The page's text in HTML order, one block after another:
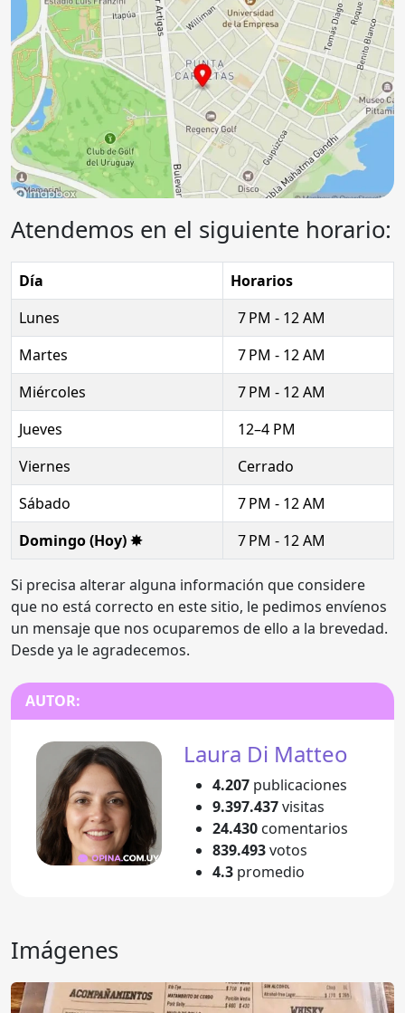
Atendemos en el siguiente horario:
Día
Horarios
Lunes
7 PM - 12 AM
Martes
7 PM - 12 AM
Miércoles
7 PM - 12 AM
Jueves
12–4 PM
Viernes
Cerrado
Sábado
7 PM - 12 AM
Domingo (Hoy) ✸
7 PM - 12 AM
Si precisa alterar alguna información que considere
que no está correcto en este sitio, le pedimos envíenos
un mensaje que nos ocuparemos de ello a la brevedad.
Desde ya le agradecemos.
AUTOR:
Laura Di Matteo
4.207 publicaciones
9.397.437visitas
24.430 comentarios
839.493votos
4.3 promedio
Imágenes